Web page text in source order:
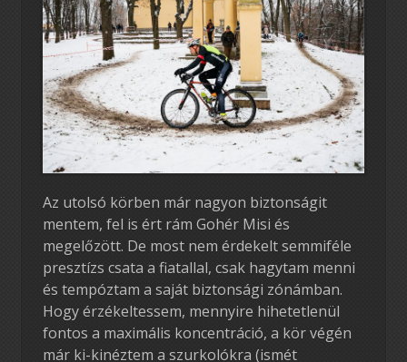
Az utolsó körben már nagyon biztonságit
mentem, fel is ért rám Gohér Misi és
megelőzött. De most nem érdekelt semmiféle
presztízs csata a fiatallal, csak hagytam menni
és tempóztam a saját biztonsági zónámban.
Hogy érzékeltessem, mennyire hihetetlenül
fontos a maximális koncentráció, a kör végén
már ki-kinéztem a szurkolókra (ismét